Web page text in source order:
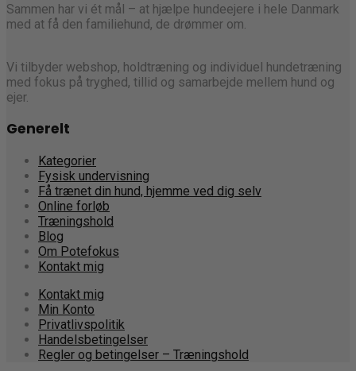
Sammen har vi ét mål – at hjælpe hundeejere i hele Danmark
med at få den familiehund, de drømmer om.
Vi tilbyder webshop, holdtræning og individuel hundetræning
med fokus på tryghed, tillid og samarbejde mellem hund og
ejer.
Generelt
Kategorier
Fysisk undervisning
Få trænet din hund, hjemme ved dig selv
Online forløb
Træningshold
Blog
Om Potefokus
Kontakt mig
Kontakt mig
Min Konto
Privatlivspolitik
Handelsbetingelser
Regler og betingelser – Træningshold